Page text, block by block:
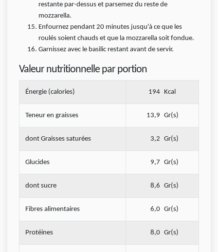
restante par-dessus et parsemez du reste de
mozzarella.
Enfournez pendant 20 minutes jusqu'à ce que les
roulés soient chauds et que la mozzarella soit fondue.
Garnissez avec le basilic restant avant de servir.
Valeur nutritionnelle par portion
Énergie (calories) 194 Kcal
Teneur en graisses 13,9 Gr(s)
dont Graisses saturées 3,2 Gr(s)
Glucides 9,7 Gr(s)
dont sucre 8,6 Gr(s)
Fibres alimentaires 6,0 Gr(s)
Protéines 8,0 Gr(s)